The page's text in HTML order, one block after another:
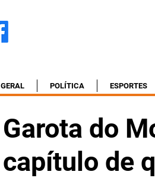
GERAL POLÍTICA ESPORTES
Garota do
capítulo de